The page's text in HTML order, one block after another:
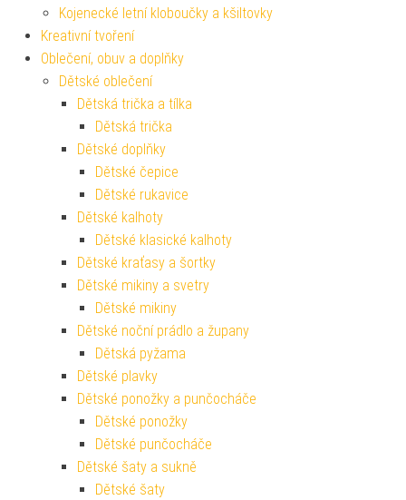
Kojenecké letní kloboučky a kšiltovky
Kreativní tvoření
Oblečení, obuv a doplňky
Dětské oblečení
Dětská trička a tílka
Dětská trička
Dětské doplňky
Dětské čepice
Dětské rukavice
Dětské kalhoty
Dětské klasické kalhoty
Dětské kraťasy a šortky
Dětské mikiny a svetry
Dětské mikiny
Dětské noční prádlo a župany
Dětská pyžama
Dětské plavky
Dětské ponožky a punčocháče
Dětské ponožky
Dětské punčocháče
Dětské šaty a sukně
Dětské šaty